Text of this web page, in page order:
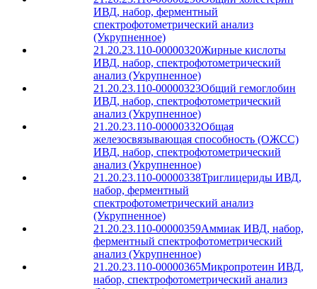
ИВД, набор, ферментный
спектрофотометрический анализ
(Укрупненное)
21.20.23.110-00000320Жирные кислоты
ИВД, набор, спектрофотометрический
анализ (Укрупненное)
21.20.23.110-00000323Общий гемоглобин
ИВД, набор, спектрофотометрический
анализ (Укрупненное)
21.20.23.110-00000332Общая
железосвязывающая способность (ОЖСС)
ИВД, набор, спектрофотометрический
анализ (Укрупненное)
21.20.23.110-00000338Триглицериды ИВД,
набор, ферментный
спектрофотометрический анализ
(Укрупненное)
21.20.23.110-00000359Аммиак ИВД, набор,
ферментный спектрофотометрический
анализ (Укрупненное)
21.20.23.110-00000365Микропротеин ИВД,
набор, спектрофотометрический анализ